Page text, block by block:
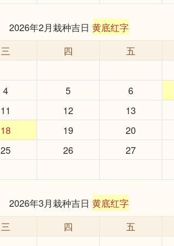
2026年2月栽种吉日 黄底红字
三 四 五
4 5 6
11 12 13
18 19 20
25 26 27
2026年3月栽种吉日 黄底红字
三 四 五